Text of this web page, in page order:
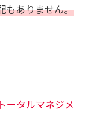
もありません。
タルマネジメ